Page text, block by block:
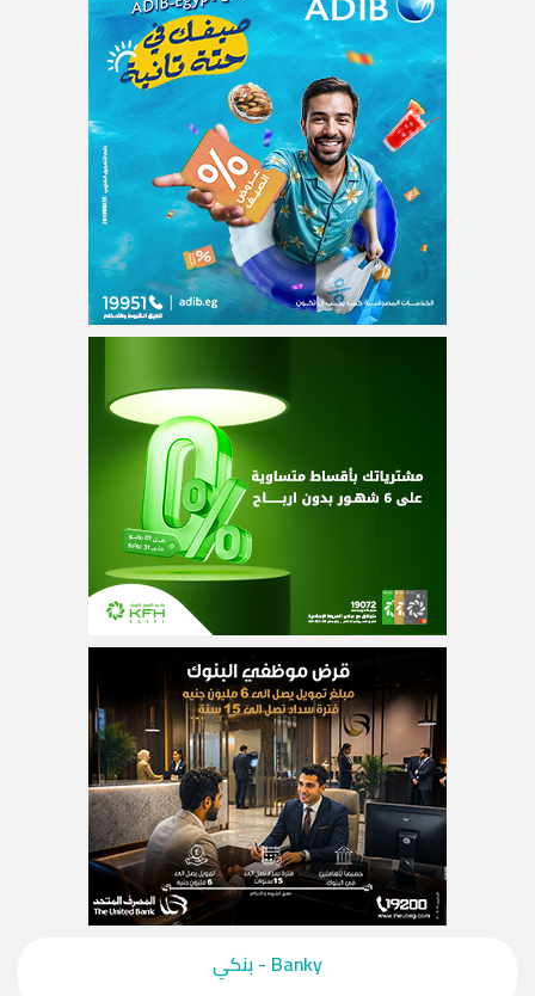
‎Banky - بنكي‎